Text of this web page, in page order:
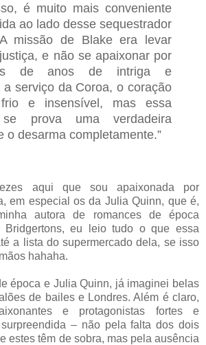
é muito mais conveniente
ao lado desse sequestrador
missão de Blake era levar
e não se apaixonar por
de anos de intriga e
a serviço da Coroa, o coração
e insensível, mas essa
se prova uma verdadeira
o desarma completamente.”
aqui que sou apaixonada por
em especial os da Julia Quinn, que é,
autora de romances de época
Bridgertons, eu leio tudo o que essa
a lista do supermercado dela, se isso
hahaha.
época e Julia Quinn, já imaginei belas
de bailes e Londres. Além é claro,
e protagonistas fortes e
– não pela falta dos dois
estes têm de sobra, mas pela ausência